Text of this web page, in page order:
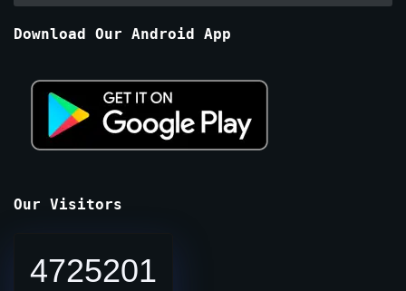
Download Our Android App
Our Visitors
4725201